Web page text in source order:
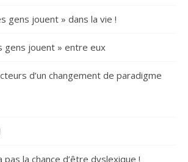
gens jouent » dans la vie !
gens jouent » entre eux
d’un changement de paradigme
pas la chance d’être dyslexique !